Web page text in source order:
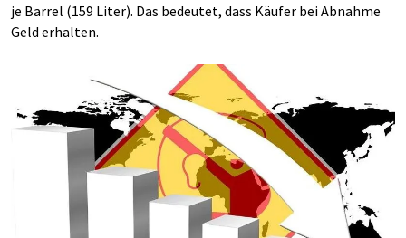
je Barrel (159 Liter). Das bedeutet, dass Käufer bei Abnahme
Geld erhalten.